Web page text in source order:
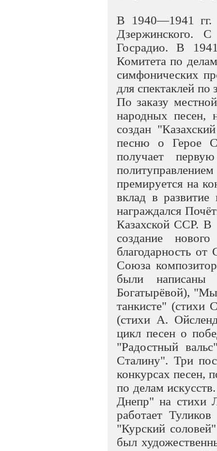
В 1940—1941 гг.
Дзержинского.
Госрадио. В
Комитета по
симфонических
для спектаклей по
По заказу
народных песен,
создан
песню о Герое
получает
премируется на
вклад в развитие
награждался
Казахской ССР. В
создание
благодарность
Союза
были
Богатырёвой),
танкисте" (стихи
(стихи А.
цикл песен о
"Радостный
Сталину". Три
конкурсах песен,
по делам
Днепр" на стихи
работает
"Курский
был